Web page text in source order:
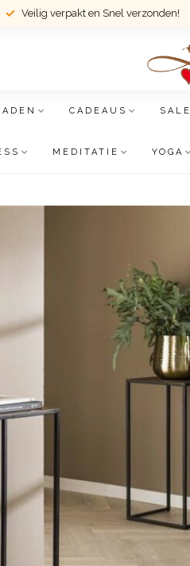
Veilig verpakt en Snel verzonden!
CADEAUS SALE
MEDITATIE YOGA